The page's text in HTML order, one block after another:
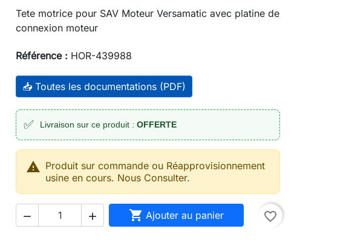
Tete motrice pour SAV Moteur Versamatic avec platine de
connexion moteur
Référence : HOR-439988
📥 Toutes les documentations (PDF)
✅ Livraison sur ce produit : OFFERTE
 Produit sur commande ou Réapprovisionnement
usine en cours. Nous Consulter.
   Ajouter au panier favorite_border